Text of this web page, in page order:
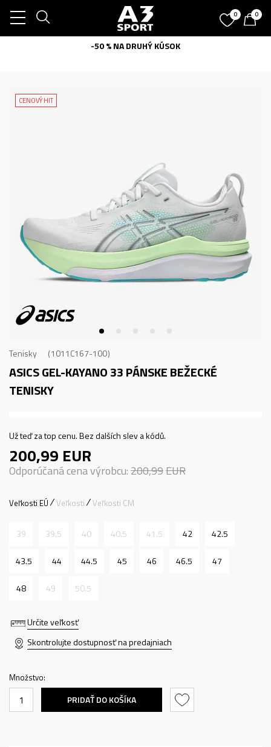
0 0
-50 % NA DRUHÝ KÚSOK
CENOVÝ HIT
Tenisky 1011C167-100
ASICS GEL-KAYANO 33PÁNSKE BEŽECKÉ
TENISKY
Už teď za top cenu. Bez dalších slev a kódů.
200,99 EUR
Odporúčaná cena výrobcu:200,99EUR
Určite veľkosť
Veľkosti EÚ Veľkosti Veľkosti CM
39 39.5 40 40.5 41.5 42 42.5
43.5 44 44.5 45 46 46.5 47
48 49 50.5
Skontrolujte dostupnosť na predajniach
Množstvo:
PRIDAŤ DO KOŠÍKA